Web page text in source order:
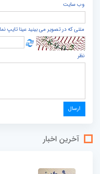
وب سایت
متنی که در تصویر می بینید عینا تایپ
نظر
آخرین اخبار